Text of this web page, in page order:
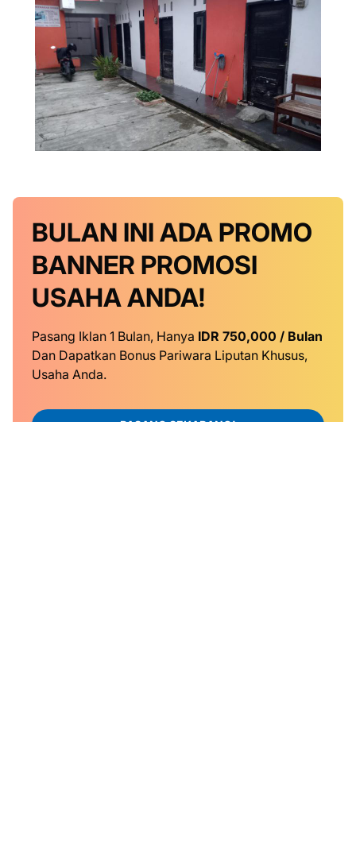
BULAN INI ADA PROMO
BANNER PROMOSI
USAHA ANDA!
Pasang Iklan 1 Bulan, Hanya IDR 750,000 / Bulan
Dan Dapatkan Bonus Pariwara Liputan Khusus,
Usaha Anda.
PASANG SEKARANG!